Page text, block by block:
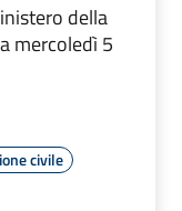
della
mercoledì 5
civile